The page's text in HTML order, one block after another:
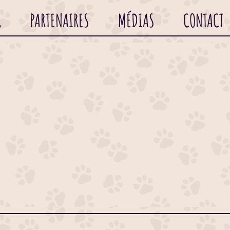
PARTENAIRES MÉDIAS CONTACT